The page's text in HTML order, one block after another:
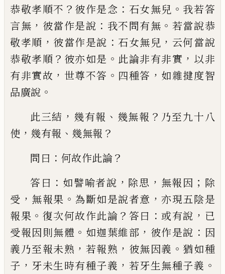
恭敬孝順不 ？ 彼作是念 ： 石女無兒 。 我若答
言無 ， 彼當作是說 ： 我不問有無 。 若當說恭
敬孝順 ， 彼當作是說 ： 石女無兒 ， 云何當說
恭敬孝順 ？ 彼亦如是 。 此論非有非實 ， 以非
有非實故 ， 世尊不答 。 四種答 ， 如雜揵度智
品廣說 。
此三結 ， 幾有報 、 幾無報 ？ 乃至九十八
使 ， 幾有報 、 幾無報 ？
問曰 ： 何故作此論？
答曰 ： 如譬喻者說 ， 除思 ， 無報因 ； 除
受 ， 無報果 。 為斷如是說者意 ，亦現五陰是
報果 。 復次何故作此論 ？ 答曰 ： 或有說 ， 已
受報因則無體 。 如迦葉維部 ， 彼作是說 ： 因
義乃至報未熟 ， 若報熟 ， 彼無因義 。猶如種
子 ， 牙未生時有種子義 ， 若牙生無種子義 。